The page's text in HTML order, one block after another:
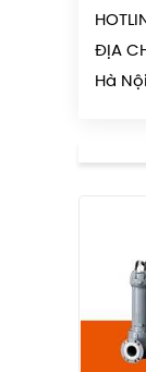
ĐỊA
Hà